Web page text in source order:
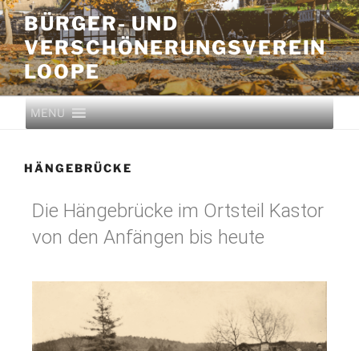
BÜRGER- UND
VERSCHÖNERUNGS­VEREIN
LOOPE
MENU
HÄNGEBRÜCKE
Die Hängebrücke im Ortsteil Kastor
von den Anfängen bis heute